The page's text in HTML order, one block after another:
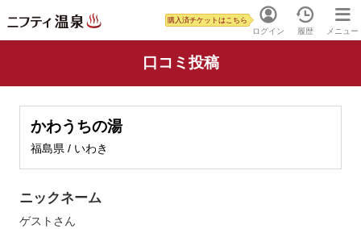
ログイン
購入済チケットはこちら
履歴 メニュー
口コミ投稿
かわうちの湯
福島県 / いわき
ニックネーム
ゲスト さん